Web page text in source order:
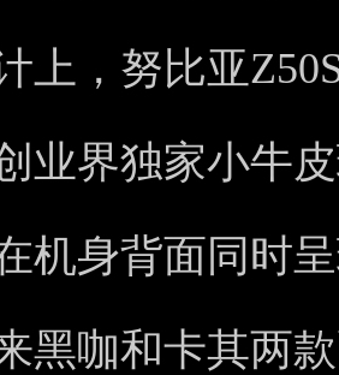
上，努比亚
业界独家小牛
机身背面同时
黑咖和卡其两